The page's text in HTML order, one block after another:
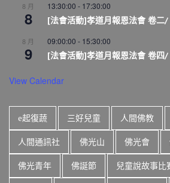
8 月
8
13:30:00 - 17:30:00
[法會活動]孝道月報恩法會 卷二
8 月
9
09:00:00 - 15:30:00
[法會活動]孝道月報恩法會 卷四
View Calendar
e起復蔬 三好兒童 人間佛教
人間通訊社 佛光山 佛光會
佛光青年 佛誕節 兒童說故事比